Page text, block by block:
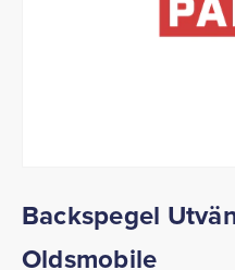
Backspegel
Oldsmobile